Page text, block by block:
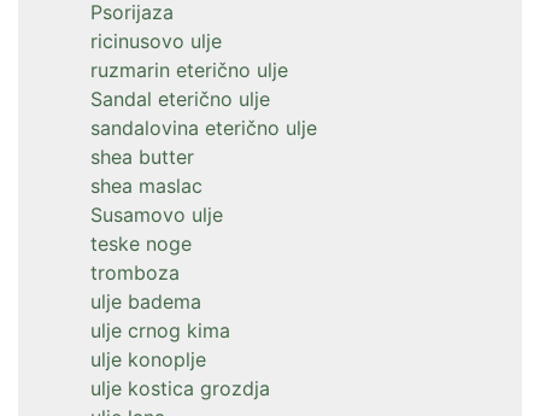
Psorijaza
ricinusovo ulje
ruzmarin eterično ulje
Sandal eterično ulje
sandalovina eterično ulje
shea butter
shea maslac
Susamovo ulje
teske noge
tromboza
ulje badema
ulje crnog kima
ulje konoplje
ulje kostica grozdja